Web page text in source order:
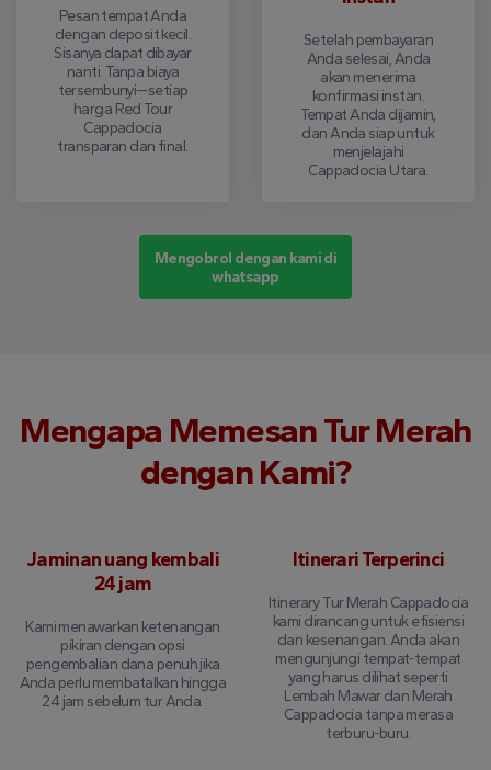
Pesan tempat Anda
dengan deposit kecil.
Sisanya dapat dibayar
nanti. Tanpa biaya
tersembunyi—setiap
harga Red Tour
Cappadocia
transparan dan final.
Setelah pembayaran
Anda selesai, Anda
akan menerima
konfirmasi instan.
Tempat Anda dijamin,
dan Anda siap untuk
menjelajahi
Cappadocia Utara.
Mengobrol dengan kami di
whatsapp
Mengapa Memesan Tur Merah
dengan Kami?
Jaminan uang kembali
24 jam
Kami menawarkan ketenangan
pikiran dengan opsi
pengembalian dana penuh jika
Anda perlu membatalkan hingga
24 jam sebelum tur Anda.
Itinerari Terperinci
Itinerary Tur Merah Cappadocia
kami dirancang untuk efisiensi
dan kesenangan. Anda akan
mengunjungi tempat-tempat
yang harus dilihat seperti
Lembah Mawar dan Merah
Cappadocia tanpa merasa
terburu-buru.